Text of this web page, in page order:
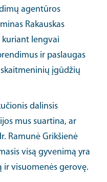
agentūros
Rakauskas
kuriant lengvai
ir paslaugas
įgūdžių
dalinsis
mus suartina, ar
Ramunė Grikšienė
visą gyvenimą yra
ir visuomenės gerovę.